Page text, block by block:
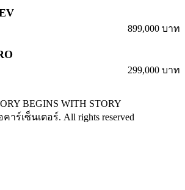
899,000 บาท
299,000 บาท
BEGINS WITH STORY
าร์เซ็นเตอร์. All rights reserved